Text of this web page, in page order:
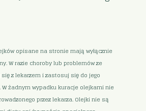
opisane na stronie mają wyłącznie
W razie choroby lub problemów ze
z lekarzem i zastosuj się do jego
W żadnym wypadku kuracje olejkami nie
przez lekarza. Olejki nie są